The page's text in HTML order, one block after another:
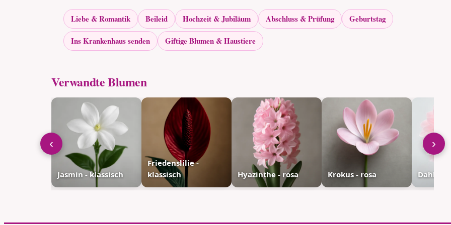
Liebe & Romantik Beileid Hochzeit & Jubiläum Abschluss & Prüfung Geburtstag
Ins Krankenhaus senden Giftige Blumen & Haustiere
Verwandte Blumen
Jasmin - klassisch
Friedenslilie -
klassisch
Hyazinthe - rosa Krokus - rosa Dahlie -
‹ ›